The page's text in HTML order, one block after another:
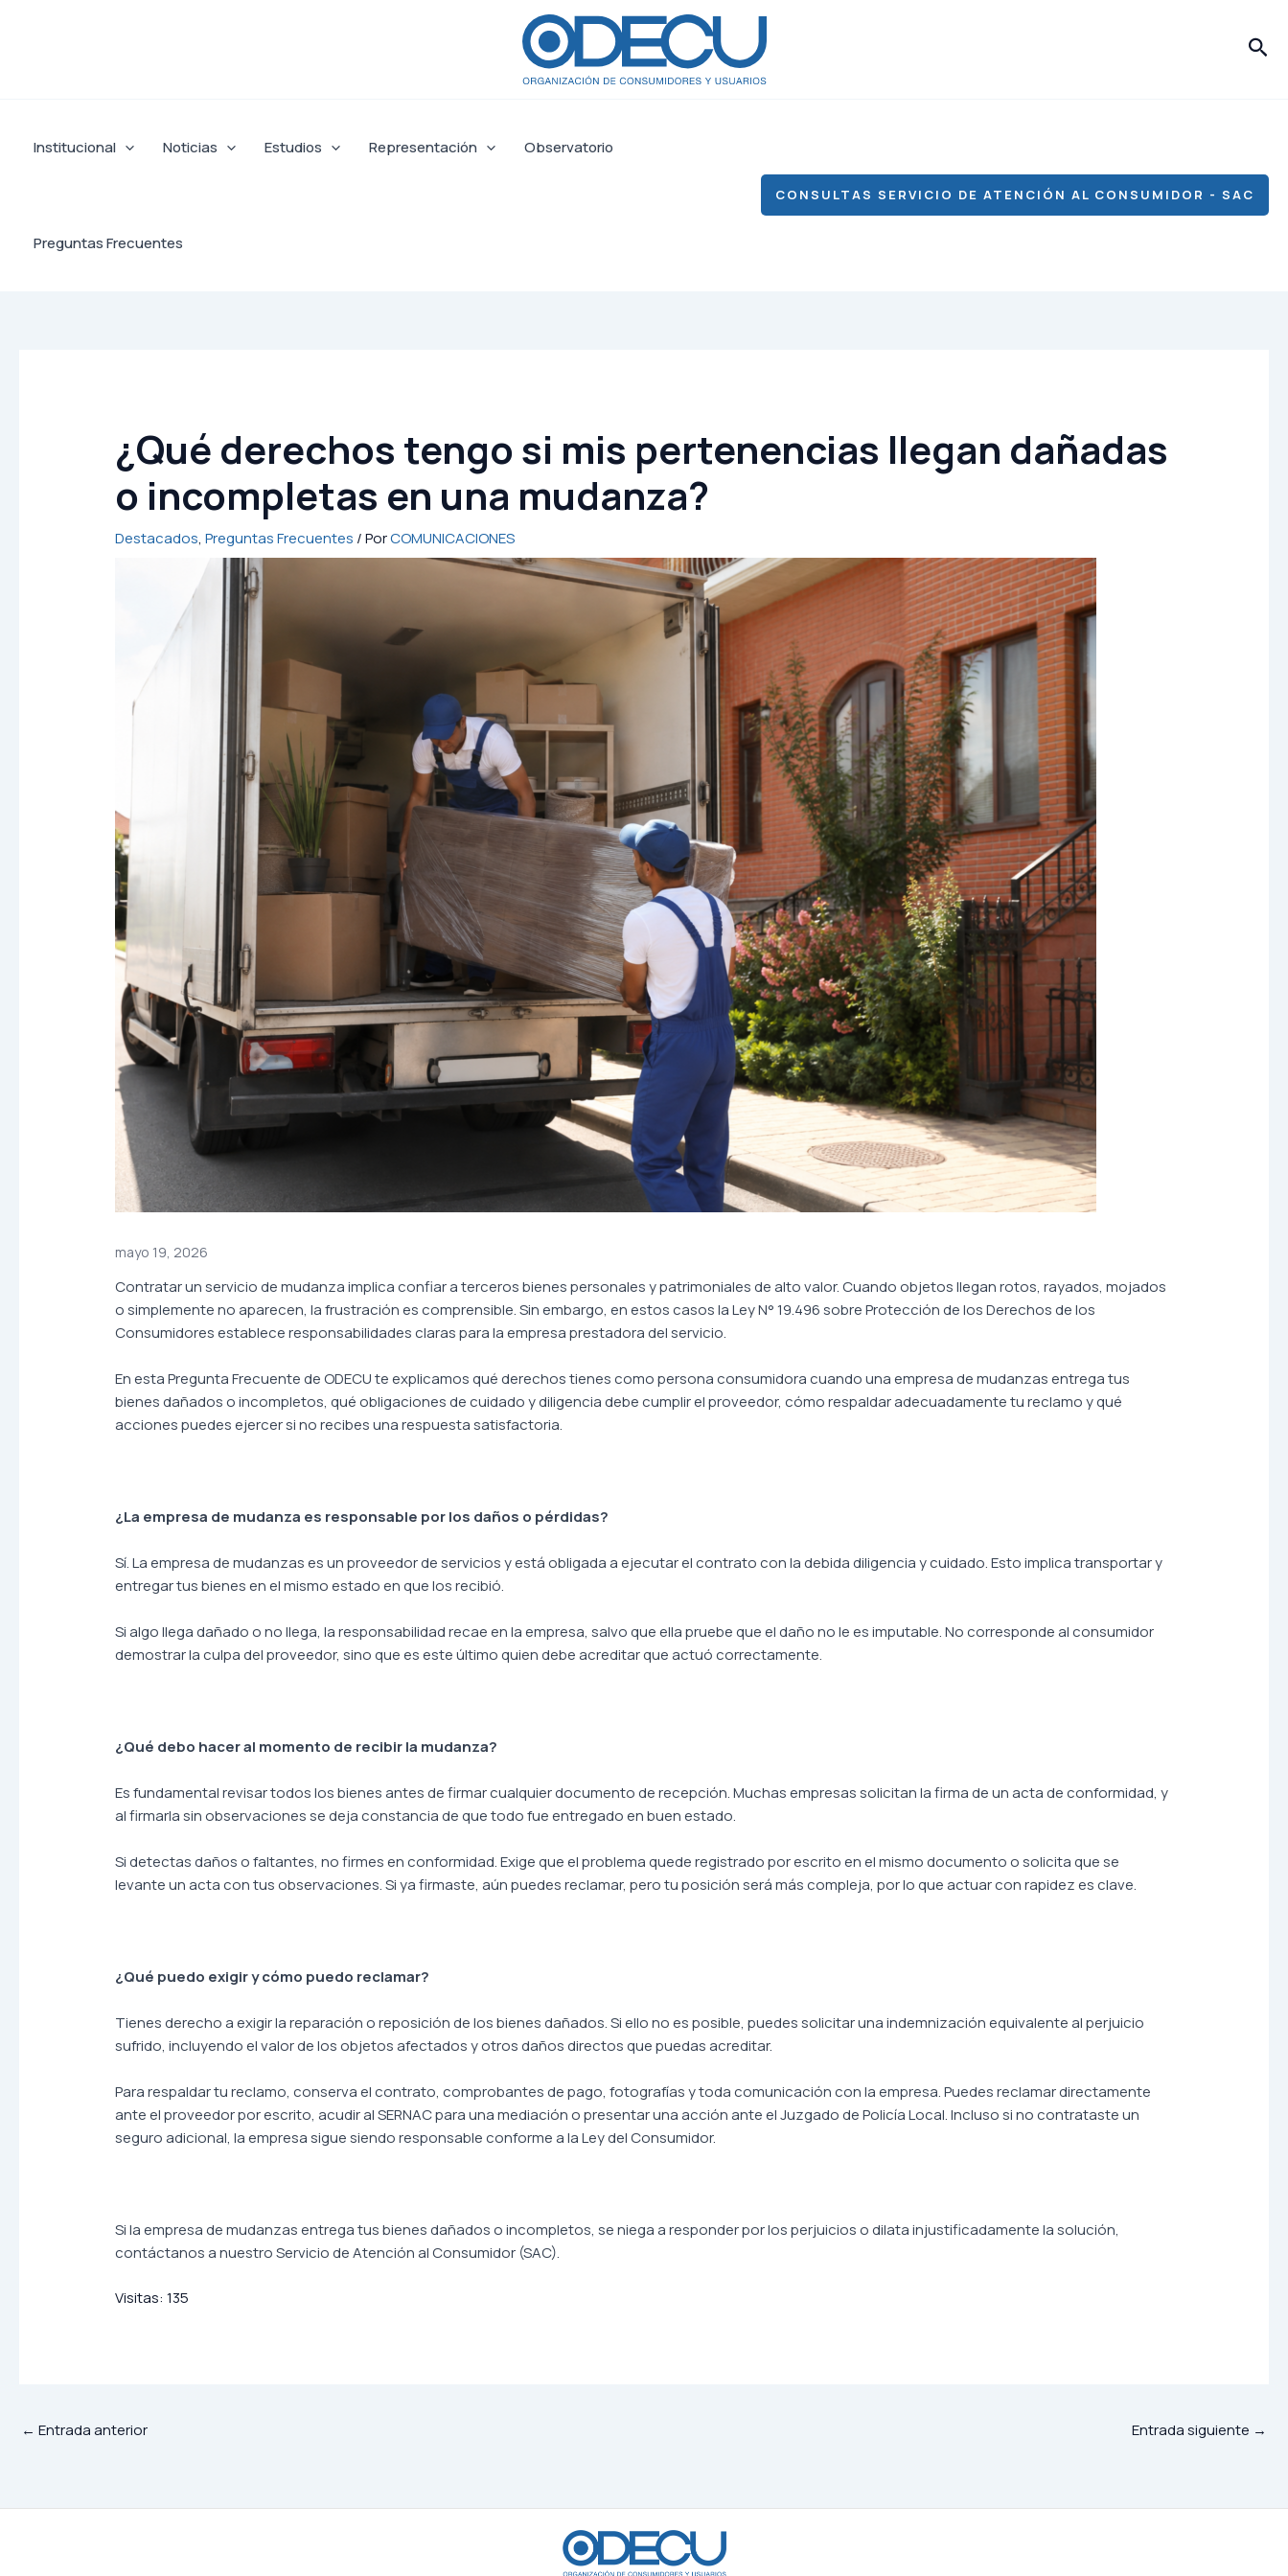
Institucional Noticias Estudios Representación Observatorio
Preguntas Frecuentes
CONSULTAS SERVICIO DE ATENCIÓN AL CONSUMIDOR - SAC
¿Qué derechos tengo si mis pertenencias llegan dañadas
o incompletas en una mudanza?
Destacados,Preguntas Frecuentes / PorCOMUNICACIONES
mayo 19, 2026
Contratar un servicio de mudanza implica confiar a terceros bienes personales y patrimoniales de alto valor. Cuando objetos llegan rotos, rayados, mojados
o simplemente no aparecen, la frustración es comprensible. Sin embargo, en estos casos la Ley N° 19.496 sobre Protección de los Derechos de los
Consumidores establece responsabilidades claras para la empresa prestadora del servicio.
En esta Pregunta Frecuente de ODECU te explicamos qué derechos tienes como persona consumidora cuando una empresa de mudanzas entrega tus
bienes dañados o incompletos, qué obligaciones de cuidado y diligencia debe cumplir el proveedor, cómo respaldar adecuadamente tu reclamo y qué
acciones puedes ejercer si no recibes una respuesta satisfactoria.
¿La empresa de mudanza es responsable por los daños o pérdidas?
Sí. La empresa de mudanzas es un proveedor de servicios y está obligada a ejecutar el contrato con la debida diligencia y cuidado. Esto implica transportar y
entregar tus bienes en el mismo estado en que los recibió.
Si algo llega dañado o no llega, la responsabilidad recae en la empresa, salvo que ella pruebe que el daño no le es imputable. No corresponde al consumidor
demostrar la culpa del proveedor, sino que es este último quien debe acreditar que actuó correctamente.
¿Qué debo hacer al momento de recibir la mudanza?
Es fundamental revisar todos los bienes antes de firmar cualquier documento de recepción. Muchas empresas solicitan la firma de un acta de conformidad, y
al firmarla sin observaciones se deja constancia de que todo fue entregado en buen estado.
Si detectas daños o faltantes, no firmes en conformidad. Exige que el problema quede registrado por escrito en el mismo documento o solicita que se
levante un acta con tus observaciones. Si ya firmaste, aún puedes reclamar, pero tu posición será más compleja, por lo que actuar con rapidez es clave.
¿Qué puedo exigir y cómo puedo reclamar?
Tienes derecho a exigir la reparación o reposición de los bienes dañados. Si ello no es posible, puedes solicitar una indemnización equivalente al perjuicio
sufrido, incluyendo el valor de los objetos afectados y otros daños directos que puedas acreditar.
Para respaldar tu reclamo, conserva el contrato, comprobantes de pago, fotografías y toda comunicación con la empresa. Puedes reclamar directamente
ante el proveedor por escrito, acudir al SERNAC para una mediación o presentar una acción ante el Juzgado de Policía Local. Incluso si no contrataste un
seguro adicional, la empresa sigue siendo responsable conforme a la Ley del Consumidor.
Si la empresa de mudanzas entrega tus bienes dañados o incompletos, se niega a responder por los perjuicios o dilata injustificadamente la solución,
contáctanos a nuestro Servicio de Atención al Consumidor (SAC).
Visitas: 135
← Entrada anterior Entrada siguiente →